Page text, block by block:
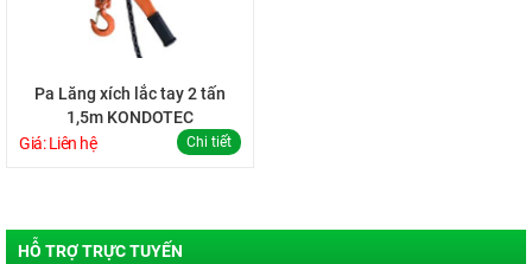
Pa Lăng xích lắc tay 2 tấn
1,5m KONDOTEC
Giá: Liên hệ
Chi tiết
HỖ TRỢ TRỰC TUYẾN